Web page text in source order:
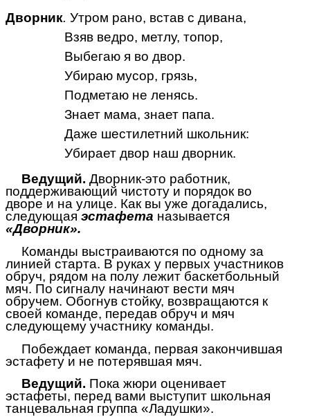
Дворник. Утром рано, встав с дивана,
Взяв ведро, метлу, топор,
Выбегаю я во двор.
Убираю мусор, грязь,
Подметаю не ленясь.
Знает мама, знает папа.
Даже шестилетний школьник:
Убирает двор наш дворник.
Ведущий. Дворник-это работник,
поддерживающий чистоту и порядок во
дворе и на улице. Как вы уже догадались,
следующая эстафета называется
«Дворник».
Команды выстраиваются по одному за
линией старта. В руках у первых участников
обруч, рядом на полу лежит баскетбольный
мяч. По сигналу начинают вести мяч
обручем. Обогнув стойку, возвращаются к
своей команде, передав обруч и мяч
следующему участнику команды.
Побеждает команда, первая закончившая
эстафету и не потерявшая мяч.
Ведущий. Пока жюри оценивает
эстафеты, перед вами выступит школьная
танцевальная группа «Ладушки».